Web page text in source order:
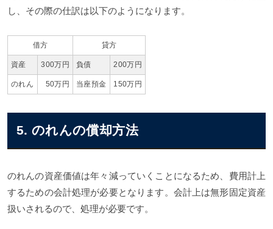
し、その際の仕訳は以下のようになります。
借方 貸方
資産 300万円 負債 200万円
のれん 50万円 当座預金 150万円
5. のれんの償却方法
のれんの資産価値は年々減っていくことになるため、費用計上
するための会計処理が必要となります。会計上は無形固定資産
扱いされるので、処理が必要です。